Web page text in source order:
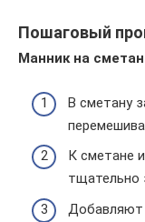
Пошаговый
Манник на
В сметану
К сметане
тщательно
Добавляют